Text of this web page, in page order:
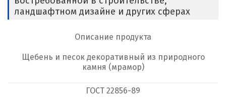
ландшафтном дизайне и других сферах
Описание продукта
Щебень и песок декоративный из природного
камня (мрамор)
ГОСТ 22856-89